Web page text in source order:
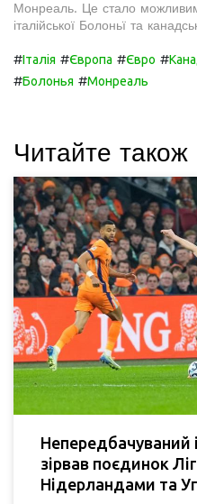
Монреаль. Це стало можливим
італійської Болоньї та
#Італія #Європа #Євро #
#Болонья #Монреаль
Читайте також
зірвав поєдинок
Нідерландами та